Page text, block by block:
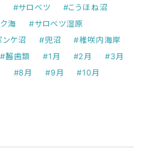
#サロベツ
#こうほね沼
海
#サロベツ湿原
ケ沼 #兜沼
#稚咲内海岸
#齧歯類 #1月 #2月
#3月
#8月 #9月
#10月